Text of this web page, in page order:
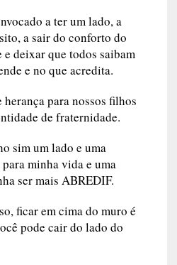
a ter um lado, a
a sair do conforto do
deixar que todos saibam
e no que acredita.
para nossos filhos
de fraternidade.
sim um lado e uma
minha vida e uma
ser mais ABREDIF.
ficar em cima do muro é
pode cair do lado do